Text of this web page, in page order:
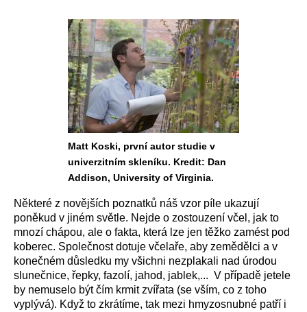
Matt Koski, první autor studie v
univerzitním skleníku. Kredit: Dan
Addison, University of Virginia.
Některé z novějších poznatků náš vzor píle ukazují
poněkud v jiném světle. Nejde o zostouzení včel, jak to
mnozí chápou, ale o fakta, která lze jen těžko zamést pod
koberec. Společnost dotuje včelaře, aby zemědělci a v
konečném důsledku my všichni nezplakali nad úrodou
slunečnice, řepky, fazolí, jahod, jablek,... V případě jetele
by nemuselo být čím krmit zvířata (se vším, co z toho
vyplývá). Když to zkrátíme, tak mezi hmyzosnubné patří i